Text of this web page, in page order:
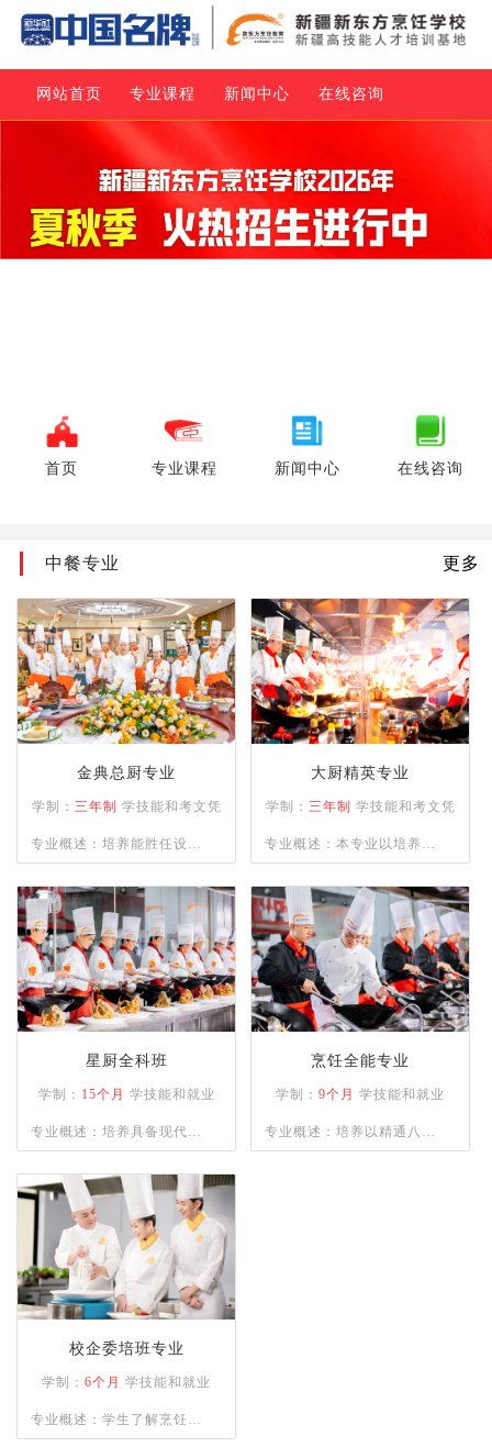
网站首页 专业课程 新闻中心 在线咨询
首页 专业课程 新闻中心 在线咨询
中餐专业 更多
金典总厨专业
学制： 三年制 学技能和考文凭
专业概述：培养能胜任设计
席菜单与制作；精通餐饮管
理、酒店运营等相关知识并
具备独立创业、创新能力强
的综合型人才。
大厨精英专业
学制： 三年制 学技能和考文凭
专业概述：本专业以培养精
苏）制作，熟练掌握冷菜、
雕刻、冷拼技术，懂经营、
善管理，并具备创业能力的
人才为目标。
星厨全科班
学制： 15个月 学技能和就业
专业概述：培养具备现代烹
理能力的高级技术应用性专
门人才。通过系统的课程设
置和实践操作，学员将熟练
掌握各类烹饪手法、刀工技
巧以及食材处理技能。
烹饪全能专业
学制：9个月 学技能和就业
专业概述：培养以精通八大
校企委培班专业
学制：6个月 学技能和就业
专业概述：学生了解烹饪的